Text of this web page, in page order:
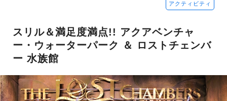
アクティビティ
スリル＆満足度満点!! アクアベンチャ
ー・ウォーターパーク ＆ ロストチェンバ
ー 水族館